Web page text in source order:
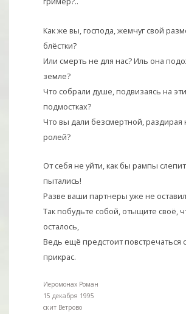
Как же вы, господа, жемчуг свой
блёстки?
Или смерть не для нас? Иль она
земле?
Что собрали душе, подвизаясь на
подмостках?
Что вы дали безсмертной, раздирая
ролей?
От себя не уйти, как бы рампы
пытались!
Разве ваши партнеры уже не
Так побудьте собой, отыщите своё,
осталось,
Ведь ещё предстоит повстречаться
прикрас.
Иеромонах Роман
15 декабря 1995
скит Ветрово